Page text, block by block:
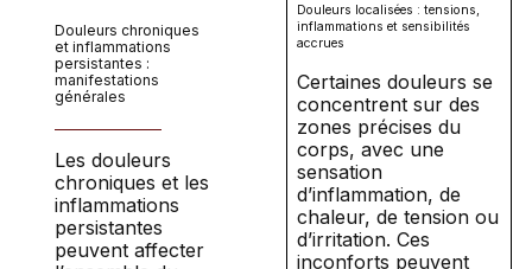
Douleurs chroniques
et inflammations
persistantes :
manifestations
générales
Les douleurs
chroniques et les
inflammations
persistantes
peuvent affecter
Douleurs localisées : tensions,
inflammations et sensibilités
accrues
Certaines douleurs se
concentrent sur des
zones précises du
corps, avec une
sensation
d’inflammation, de
chaleur, de tension ou
d’irritation. Ces
inconforts peuvent